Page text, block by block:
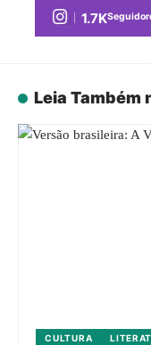
1.7K
Leia Também
CULTURA